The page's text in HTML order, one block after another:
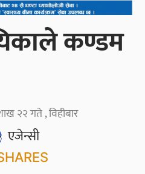
कण्डम
एजेन्सी
२२ गते , विहीबार